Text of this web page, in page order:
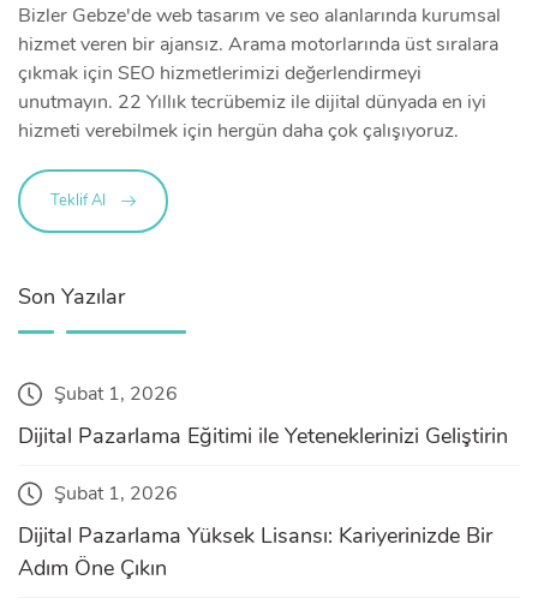
Bizler Gebze'de web tasarım ve seo alanlarında kurumsal
hizmet veren bir ajansız. Arama motorlarında üst sıralara
çıkmak için SEO hizmetlerimizi değerlendirmeyi
unutmayın. 22 Yıllık tecrübemiz ile dijital dünyada en iyi
hizmeti verebilmek için hergün daha çok çalışıyoruz.
Teklif Al
Son Yazılar
Şubat 1, 2026
Dijital Pazarlama Eğitimi ile Yeteneklerinizi Geliştirin
Şubat 1, 2026
Dijital Pazarlama Yüksek Lisansı: Kariyerinizde Bir
Adım Öne Çıkın